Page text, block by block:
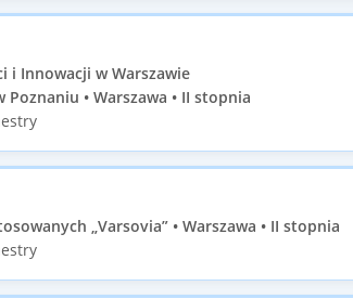
i Innowacji w Warszawie
• Warszawa • II stopnia
„Varsovia” • Warszawa • II stopnia